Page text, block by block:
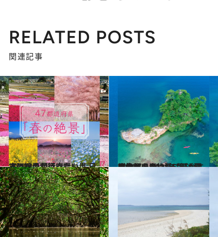
RELATED POSTS
関連記事
2021.3.5
《ほかの都道府県も見る》いつか行きたい！ 日本の絶景
旅＆お出かけ 2021.7.6
【佐賀県 2021年版】 夏の絶景・風物詩5選 透明度抜群の青い海に浮かぶ群島
旅＆お出かけ